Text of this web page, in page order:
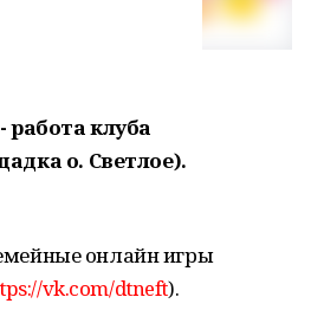
работа клуба
о. Светлое).
онлайн игры
vk.com/dtneft).